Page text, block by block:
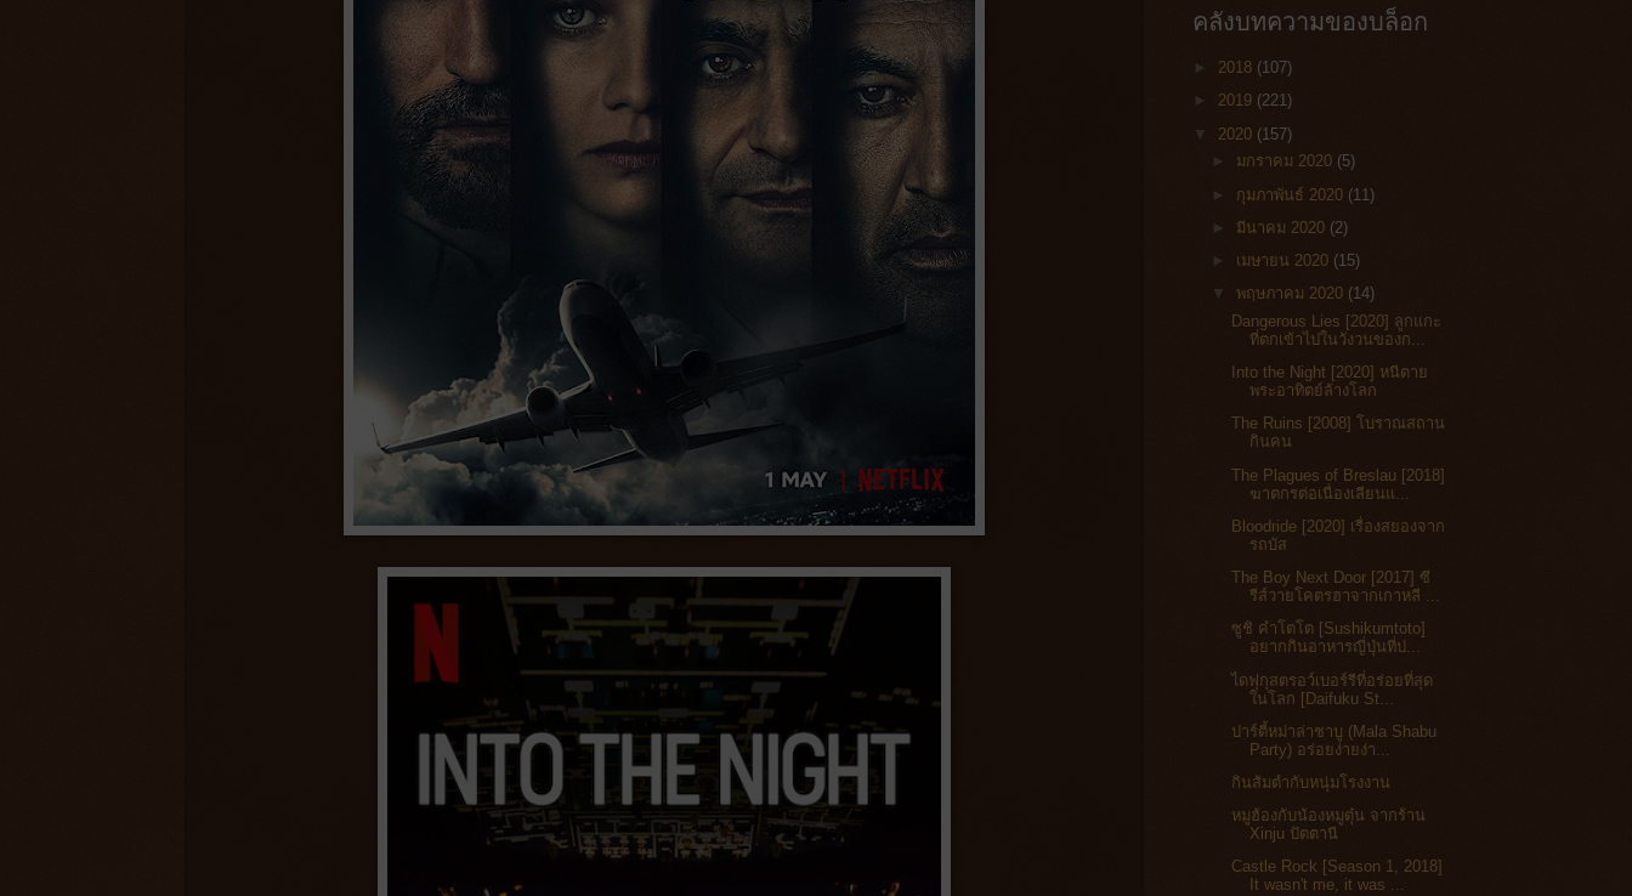
คลังบทความของบล็อก
► 2018 (107)
► 2019 (221)
▼ 2020 (157)
► มกราคม 2020 (5)
► กุมภาพันธ์ 2020 (11)
► มีนาคม 2020 (2)
► เมษายน 2020 (15)
▼พฤษภาคม 2020 (14)
Dangerous Lies [2020] ลูกแกะ
ที่ตกเข้าไปในวังวนของก...
Into the Night [2020] หนีตาย
พระอาทิตย์ล้างโลก
The Ruins [2008] โบราณสถาน
กินคน
The Plagues of Breslau [2018]
ฆาตกรต่อเนื่องเลียนแ...
Bloodride [2020] เรื่องสยองจาก
รถบัส
The Boy Next Door [2017] ซี
รีส์วายโคตรฮาจากเกาหลี ...
ซูชิ คำโตโต [Sushikumtoto]
อยากกินอาหารญี่ปุ่นที่ป...
ไดฟุกุสตรอว์เบอร์รีที่อร่อยที่สุด
ในโลก [Daifuku St...
ปาร์ตี้หม่าล่าชาบู (Mala Shabu
Party) อร่อยง่ายง่า...
กินส้มตำกับหนุ่มโรงงาน
หมูฮ้องกับน้องหมูตุ๋น จากร้าน
Xinju ปัตตานี
Castle Rock [Season 1, 2018]
It wasn't me, it was ...